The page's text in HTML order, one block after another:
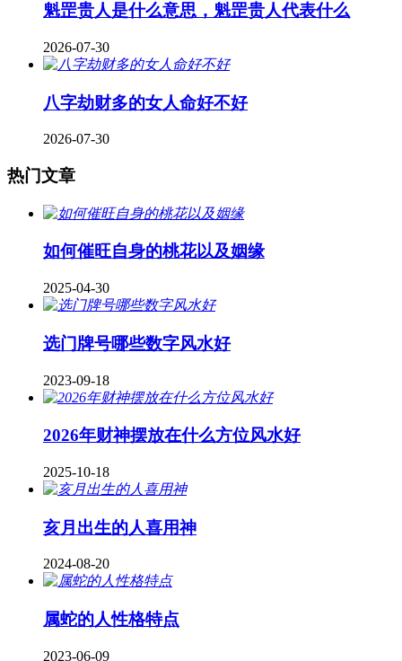
魁罡贵人是什么意思，魁罡贵人代表什么
2026-07-30
八字劫财多的女人命好不好
2026-07-30
热门文章
如何催旺自身的桃花以及姻缘
2025-04-30
​选门牌号哪些数字风水好
2023-09-18
2026年财神摆放在什么方位风水好
2025-10-18
亥月出生的人喜用神
2024-08-20
属蛇的人性格特点
2023-06-09